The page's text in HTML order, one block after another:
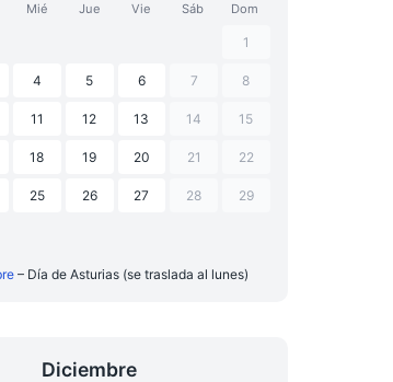
Mié Jue Vie Sáb Dom
1
4 5 6 7 8
11 12 13 14 15
18 19 20 21 22
25 26 27 28 29
– Día de Asturias (se traslada al lunes)
Diciembre